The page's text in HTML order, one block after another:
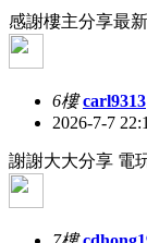
感謝樓主分享最
6樓 carl9313
2026-7-7
謝謝大大分享 電